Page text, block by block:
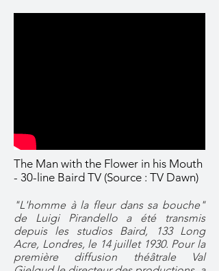
The Man with the Flower in his Mouth
- 30-line Baird TV (Source : TV Dawn)
"L'homme à la fleur dans sa bouche"
de Luigi Pirandello a été transmis
depuis les studios Baird, 133 Long
Acre, Londres, le 14 juillet 1930. Pour la
première diffusion théâtrale Val